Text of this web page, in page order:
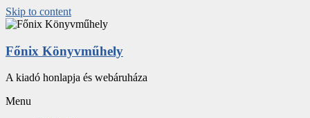
Skip to content
Főnix Könyvműhely
A kiadó honlapja és webáruháza
Menu